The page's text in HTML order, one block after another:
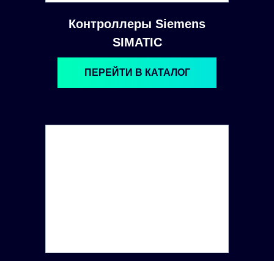
Контроллеры Siemens
SIMATIC
ПЕРЕЙТИ В КАТАЛОГ